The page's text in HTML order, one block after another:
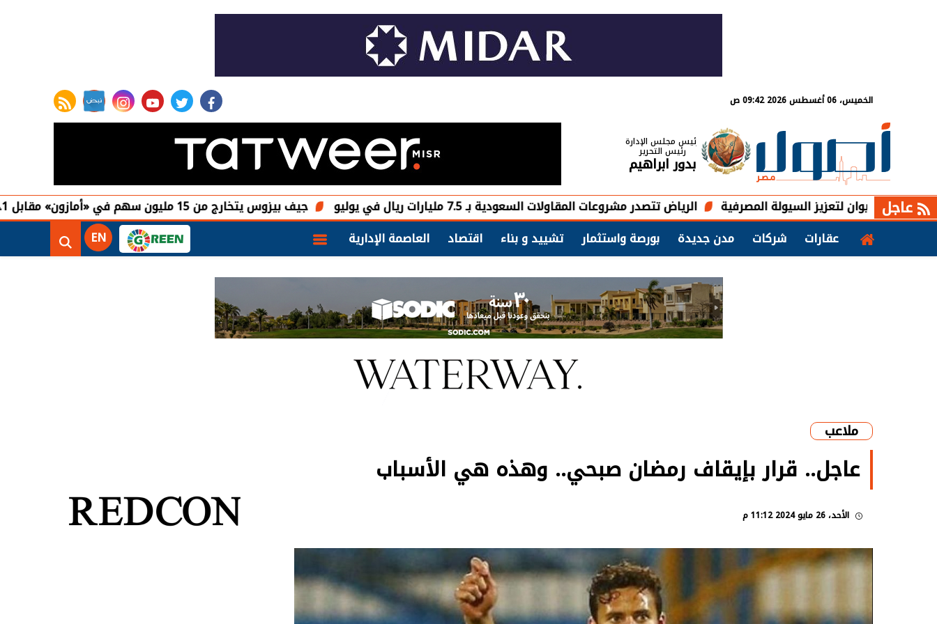
الخميس، 06 أغسطس 2026 09:42 ص facebook
twitter
youtube
instagram
rss feed
رئيس مجلس الإدارة
رئيس التحرير
بدور ابراهيم
عاجل جيف بيزوس يتخارج من 15 مليون سهم في «أمازون» مقابل 4.1 مليارات دولار الرياض تتصدر مشروعات المقاولات السعودية بـ 7.5 مليارات ريال في يوليو
عقارات
شركات مدن جديدة بورصة واستثمار تشييد و بناء اقتصاد العاصمة الإدارية EN
ملاعب
عاجل.. قرار بإيقاف رمضان صبحي.. وهذه هي الأسباب
الأحد، 26 مايو 2024 11:12 م